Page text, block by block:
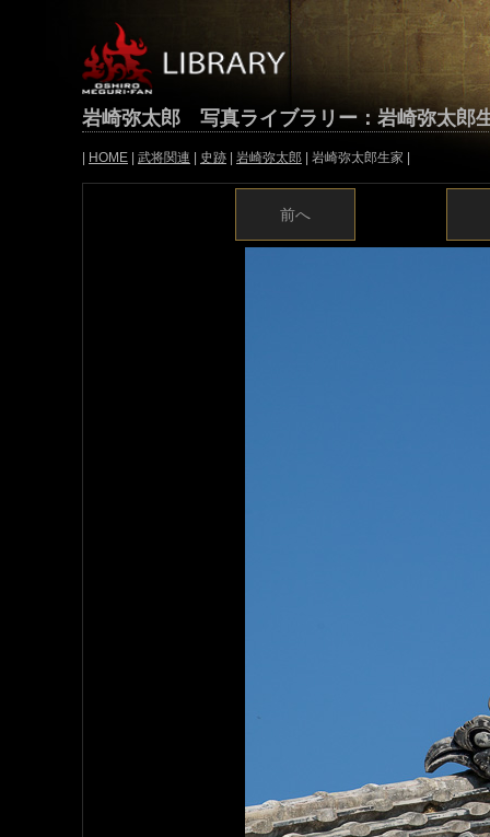
岩崎弥太郎 写真ライブラリー：岩崎弥太郎
HOME 武将関連 史跡 岩崎弥太郎 | 岩崎弥太郎生家 |
前へ